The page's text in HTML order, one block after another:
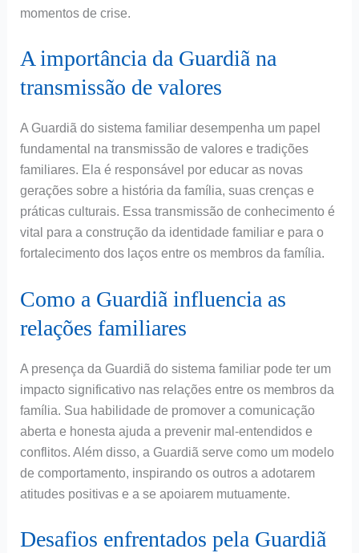
momentos de crise.
A importância da Guardiã na
transmissão de valores
A Guardiã do sistema familiar desempenha um papel
fundamental na transmissão de valores e tradições
familiares. Ela é responsável por educar as novas
gerações sobre a história da família, suas crenças e
práticas culturais. Essa transmissão de conhecimento é
vital para a construção da identidade familiar e para o
fortalecimento dos laços entre os membros da família.
Como a Guardiã influencia as
relações familiares
A presença da Guardiã do sistema familiar pode ter um
impacto significativo nas relações entre os membros da
família. Sua habilidade de promover a comunicação
aberta e honesta ajuda a prevenir mal-entendidos e
conflitos. Além disso, a Guardiã serve como um modelo
de comportamento, inspirando os outros a adotarem
atitudes positivas e a se apoiarem mutuamente.
Desafios enfrentados pela Guardiã